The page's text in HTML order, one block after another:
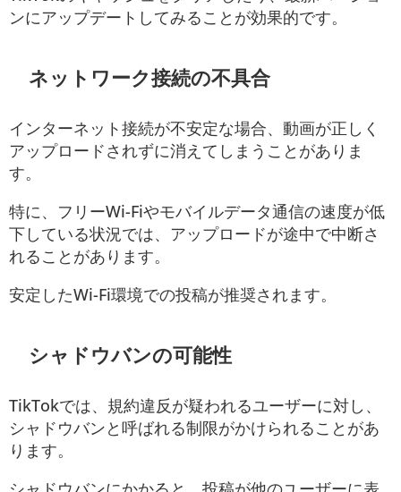
ンにアップデートしてみることが効果的です。
ネットワーク接続の不具合
インターネット接続が不安定な場合、動画が正しく
アップロードされずに消えてしまうことがありま
す。
特に、フリーWi-Fiやモバイルデータ通信の速度が低
下している状況では、アップロードが途中で中断さ
れることがあります。
安定したWi-Fi環境での投稿が推奨されます。
シャドウバンの可能性
TikTokでは、規約違反が疑われるユーザーに対し、
シャドウバンと呼ばれる制限がかけられることがあ
ります。